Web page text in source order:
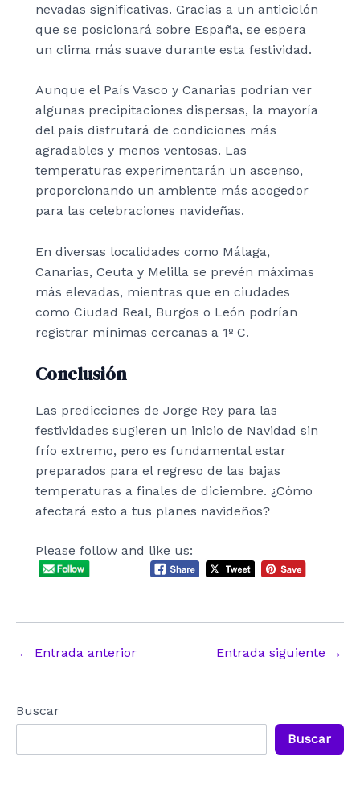
nevadas significativas. Gracias a un anticiclón
que se posicionará sobre España, se espera
un clima más suave durante esta festividad.
Aunque el País Vasco y Canarias podrían ver
algunas precipitaciones dispersas, la mayoría
del país disfrutará de condiciones más
agradables y menos ventosas. Las
temperaturas experimentarán un ascenso,
proporcionando un ambiente más acogedor
para las celebraciones navideñas.
En diversas localidades como Málaga,
Canarias, Ceuta y Melilla se prevén máximas
más elevadas, mientras que en ciudades
como Ciudad Real, Burgos o León podrían
registrar mínimas cercanas a 1º C.
Conclusión
Las predicciones de Jorge Rey para las
festividades sugieren un inicio de Navidad sin
frío extremo, pero es fundamental estar
preparados para el regreso de las bajas
temperaturas a finales de diciembre. ¿Cómo
afectará esto a tus planes navideños?
Please follow and like us:
Navegación
← Entrada anterior Entrada siguiente →
Buscar
Buscar